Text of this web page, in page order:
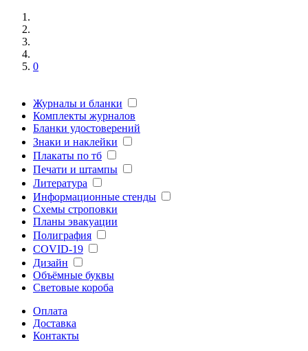
0
Журналы и бланки
Комплекты журналов
Бланки удостоверений
Знаки и наклейки
Плакаты по тб
Печати и штампы
Литература
Информационные стенды
Схемы строповки
Планы эвакуации
Полиграфия
COVID-19
Дизайн
Объёмные буквы
Световые короба
Оплата
Доставка
Контакты